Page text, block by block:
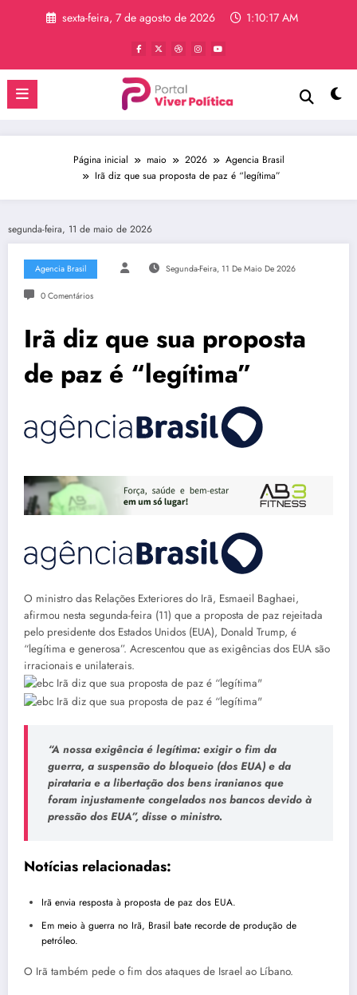
sexta-feira, 7 de agosto de 2026 1:10:17 AM
Página inicial maio 2026
Agencia Brasil
Irã diz que sua proposta de paz é “legítima”
segunda-feira, 11 de maio de 2026
Agencia Brasil Segunda-Feira, 11 De Maio De 2026
0 Comentários
Irã diz que sua proposta
de paz é “legítima”
O ministro das Relações Exteriores do Irã, Esmaeil Baghaei,
afirmou nesta segunda-feira (11) que a proposta de paz rejeitada
pelo presidente dos Estados Unidos (EUA), Donald Trump, é
“legítima e generosa”. Acrescentou que as exigências dos EUA são
irracionais e unilaterais.
“A nossa exigência é legítima: exigir o fim da
guerra, a suspensão do bloqueio (dos EUA) e da
pirataria e a libertação dos bens iranianos que
foram injustamente congelados nos bancos devido à
pressão dos EUA”, disse o ministro.
Notícias relacionadas:
Irã envia resposta à proposta de paz dos EUA.
Em meio à guerra no Irã, Brasil bate recorde de produção de
petróleo.
O Irã também pede o fim dos ataques de Israel ao Líbano.